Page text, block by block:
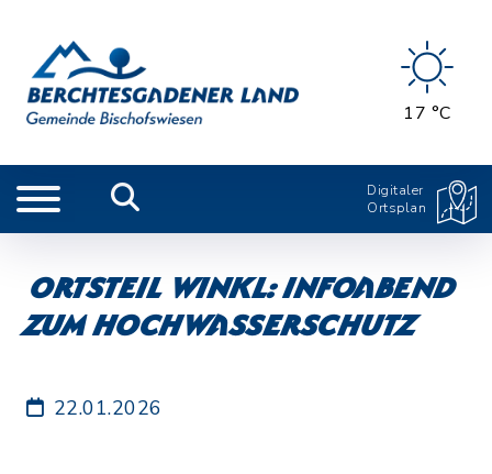
17 °C
Digitaler
Ortsplan
Ortsteil Winkl: Infoabend
zum Hochwasserschutz
22.01.2026